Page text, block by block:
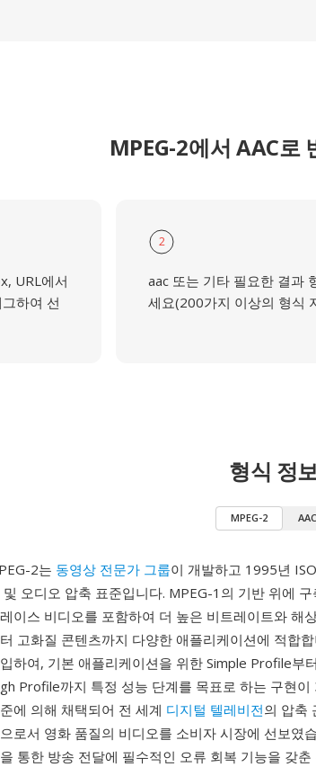
MPEG-2에서 AAC로
URL에서
하여 선
2
aac 또는 기타 필요한 결과
세요(200가지 이상의 형식
형식 정
MPEG-2 AAC
2는 동영상 전문가 그룹이 개발하고 1995년
및 오디오 압축 표준입니다. MPEG-1의 기반 위에
이스 비디오를 포함하여 더 높은 비트레이트와 해
고화질 콘텐츠까지 다양한 애플리케이션에 적합
하여, 기본 애플리케이션을 위한 Simple Profile부
Profile까지 특정 성능 단계를 목표로 하는 구현이
에 의해 채택되어 전 세계 디지털 텔레비전의 압축
로서 영화 품질의 비디오를 소비자 시장에 선보였
통한 방송 전달에 필수적인 오류 회복 기능을 갖